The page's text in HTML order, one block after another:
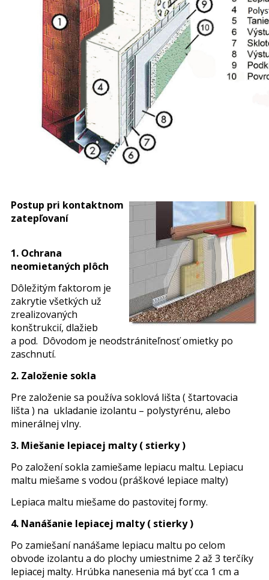
Postup pri kontaktnom
zatepľovaní
1. Ochrana
neomietaných plôch
Dôležitým faktorom je
zakrytie všetkých už
zrealizovaných
konštrukcií, dlažieb
a pod. Dôvodom je neodstrániteľnosť omietky po
zaschnutí.
2. Založenie sokla
Pre založenie sa používa soklová lišta ( štartovacia
lišta ) na ukladanie izolantu – polystyrénu, alebo
minerálnej vlny.
3. Miešanie lepiacej malty ( stierky )
Po založení sokla zamiešame lepiacu maltu. Lepiacu
maltu miešame s vodou (práškové lepiace malty)
Lepiaca maltu miešame do pastovitej formy.
4. Nanášanie lepiacej malty ( stierky )
Po zamiešaní nanášame lepiacu maltu po celom
obvode izolantu a do plochy umiestnime 2 až 3 terčíky
lepiacej malty. Hrúbka nanesenia má byť cca 1 cm a